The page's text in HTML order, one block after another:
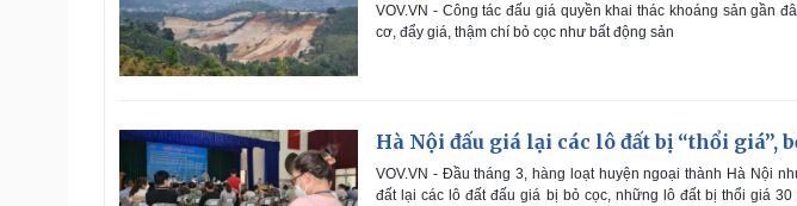
VOV.VN - Công tác đấu giá quyền khai thác khoáng sản gần
cơ, đẩy giá, thậm chí bỏ cọc như bất động sản
Hà Nội đấu giá lại các lô đất bị “thổi giá”,
VOV.VN - Đầu tháng 3, hàng loạt huyện ngoại thành Hà Nội
đất lại các lô đất đấu giá bị bỏ cọc, những lô đất bị thổi giá